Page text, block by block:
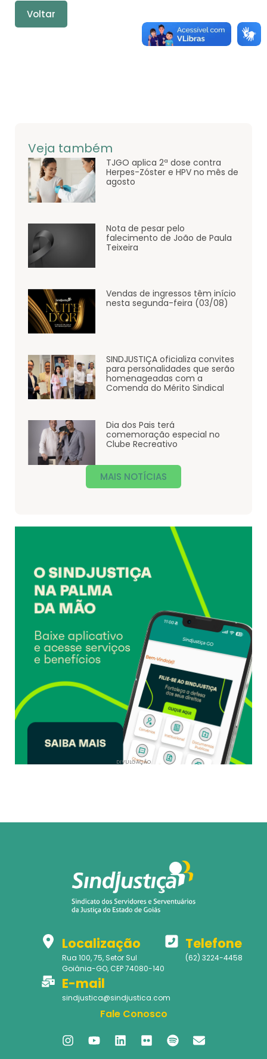
Voltar
Veja também
TJGO aplica 2ª dose contra
Herpes-Zóster e HPV no mês de
agosto
Nota de pesar pelo
falecimento de João de Paula
Teixeira
Vendas de ingressos têm início
nesta segunda-feira (03/08)
SINDJUSTIÇA oficializa convites
para personalidades que serão
homenageadas com a
Comenda do Mérito Sindical
Dia dos Pais terá
comemoração especial no
Clube Recreativo
MAIS NOTÍCIAS
DIVULGAÇÃO
Localização
Rua 100, 75, Setor Sul
Goiânia-GO, CEP 74080-140
Telefone
(62) 3224-4458
E-mail
sindjustica@sindjustica.com
Fale Conosco